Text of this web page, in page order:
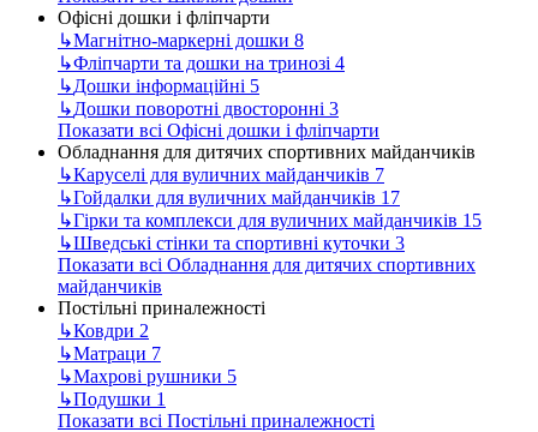
Офісні дошки і фліпчарти
↳Магнітно-маркерні дошки 8
↳Фліпчарти та дошки на тринозі 4
↳Дошки інформаційні 5
↳Дошки поворотні двосторонні 3
Показати всі Офісні дошки і фліпчарти
Обладнання для дитячих спортивних майданчиків
↳Каруселі для вуличних майданчиків 7
↳Гойдалки для вуличних майданчиків 17
↳Гірки та комплекси для вуличних майданчиків 15
↳Шведські стінки та спортивні куточки 3
Показати всі Обладнання для дитячих спортивних
майданчиків
Постільні приналежності
↳Ковдри 2
↳Матраци 7
↳Махрові рушники 5
↳Подушки 1
Показати всі Постільні приналежності